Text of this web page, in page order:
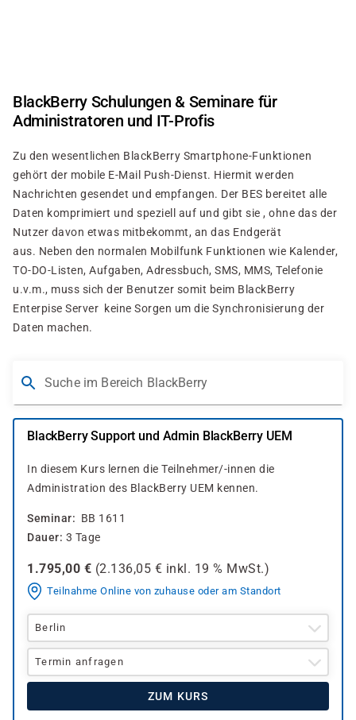
BlackBerry Schulungen & Seminare für
Administratoren und IT-Profis
Zu den wesentlichen BlackBerry Smartphone-Funktionen
gehört der mobile E-Mail Push-Dienst. Hiermit werden
Nachrichten gesendet und empfangen. Der BES bereitet alle
Daten komprimiert und speziell auf und gibt sie , ohne das der
Nutzer davon etwas mitbekommt, an das Endgerät
aus. Neben den normalen Mobilfunk Funktionen wie Kalender,
TO-DO-Listen, Aufgaben, Adressbuch, SMS, MMS, Telefonie
u.v.m., muss sich der Benutzer somit beim BlackBerry
Enterpise Server keine Sorgen um die Synchronisierung der
Daten machen.
Suche im Bereich BlackBerry
BlackBerry Support und Admin BlackBerry UEM
In diesem Kurs lernen die Teilnehmer/-innen die
Administration des BlackBerry UEM kennen.
Seminar
BB 1611
Dauer 3 Tage
1.795,00 € (2.136,05 € inkl. 19 % MwSt.)
Teilnahme Online von zuhause oder am Standort
Berlin
Termin anfragen
ZUM KURS